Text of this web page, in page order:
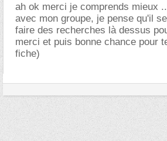
ah ok merci je comprends mieux
avec mon groupe, je pense qu'il
faire des recherches là dessus
merci et puis bonne chance pour
fiche)